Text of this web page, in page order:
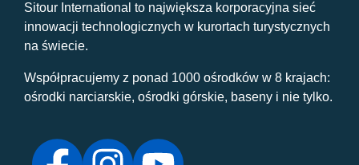
Sitour International to największa korporacyjna sieć
innowacji technologicznych w kurortach turystycznych
na świecie.
Współpracujemy z ponad 1000 ośrodków w 8 krajach:
ośrodki narciarskie, ośrodki górskie, baseny i nie tylko.